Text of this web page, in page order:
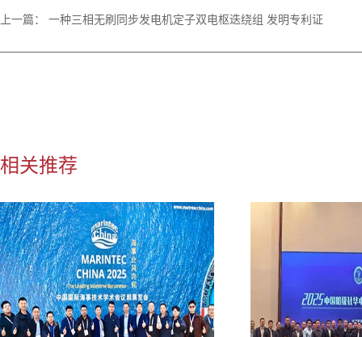
上一篇： 一种三相无刷同步发电机定子双电枢迭绕组 发明专利证
相关推荐